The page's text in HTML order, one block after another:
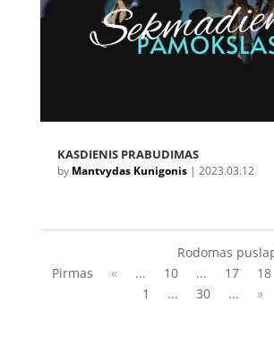
KASDIENIS PRABUDIMAS
by Mantvydas Kunigonis| 2023.03.12
Rodomas
Pirmas
« ... 10 ... 17 18
1
... 30 ... »